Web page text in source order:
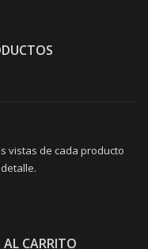
vistas de cada producto
AL CARRITO